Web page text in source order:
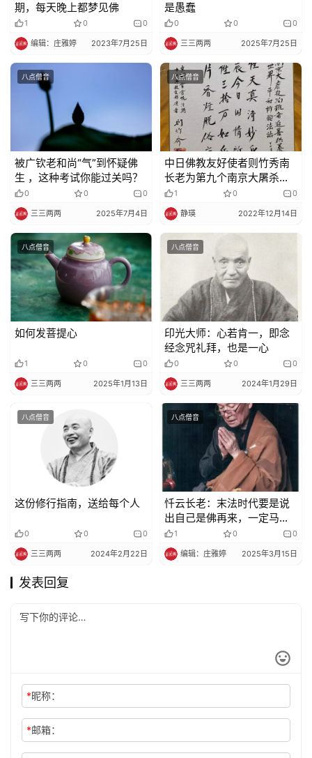
期，每天晚上都梦见佛
1 0 0
编辑：庄雅婷 2023年7月25日
是愚蠢
0 0 0
三三两两 2025年7月25日
八点僧音
被广钦老和尚“气”到怀疑佛
生 ，这种考试你能过关吗？
0 0 0
三三两两 2025年7月4日
八点僧音
中日佛教友好使者则竹秀南
长老为第九个南京大屠杀死
难者国家公祭日创作法会香
语
1 0 0
静瑛 2022年12月14日
八点僧音
如何发菩提心
1 0 0
三三两两 2025年1月13日
八点僧音
印光大师：心若肯一，即念
经念咒礼拜，也是一心
0 0 0
三三两两 2024年1月29日
八点僧音
这份修行指南，送给每个人
0 0 0
三三两两 2024年2月22日
八点僧音
忏云长老：末法时代要是说
出自己是佛再来，一定马上
入涅盘，不能再住世
1 0 0
编辑：庄雅婷 2025年3月15日
发表回复
*昵称：
*邮箱：